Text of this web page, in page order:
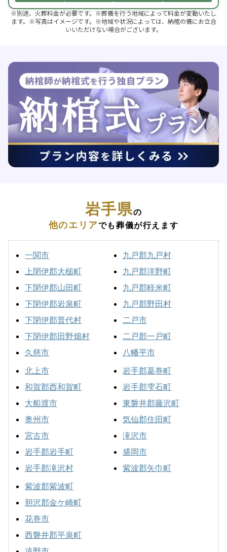
※別途、火葬料金が必要です。※葬儀を行う地域によって料金が変動いたし
ます。※写真はイメージです。※地域や状況によっては、納棺の儀にお立合
いいただけない場合がございます。
岩手県の
他のエリアでも葬儀が行えます
一関市
上閉伊郡大槌町
下閉伊郡山田町
下閉伊郡岩泉町
下閉伊郡普代村
下閉伊郡田野畑村
久慈市
九戸郡九戸村
九戸郡洋野町
九戸郡軽米町
九戸郡野田村
二戸市
二戸郡一戸町
八幡平市
北上市
和賀郡西和賀町
大船渡市
奥州市
宮古市
岩手郡岩手町
岩手郡滝沢村
岩手郡葛巻町
岩手郡雫石町
東磐井郡藤沢町
気仙郡住田町
滝沢市
盛岡市
紫波郡矢巾町
紫波郡紫波町
胆沢郡金ケ崎町
花巻市
西磐井郡平泉町